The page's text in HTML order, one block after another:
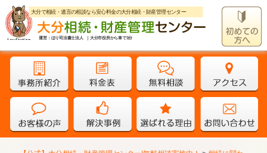
大分で相続・遺言の相談なら安心料金の大分相続・財産管理センター
運営：ほり司法書士法人 ｜大分市役所から車で3分